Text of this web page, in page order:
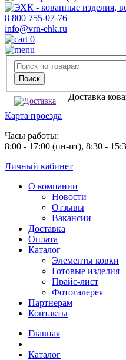
8 800 755-07-76
info@vrn-ehk.ru
0
Доставка
Карта проезда
Часы работы:
8:00 - 17:00 (пн-пт), 8:30 -
Личный кабинет
О компании
Новости
Отзывы
Вакансии
Доставка
Оплата
Каталог
Элементы ковки
Готовые изделия
Прайс-лист
Фотогалерея
Партнерам
Контакты
Главная
Каталог